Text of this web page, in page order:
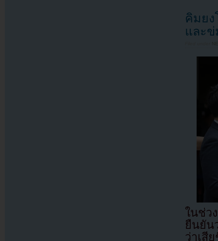
คิมยง
และข่
ในช่ว
ยืนยัน
ว่าเสี